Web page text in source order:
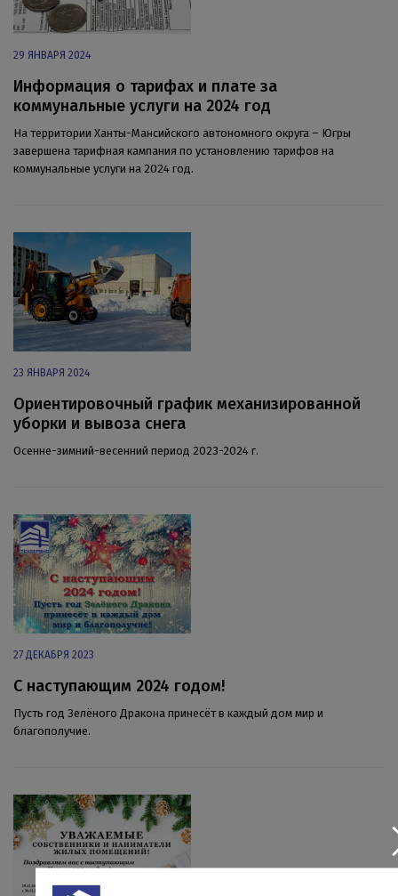
29 ЯНВАРЯ 2024
Информация о тарифах и плате за
коммунальные услуги на 2024 год
На территории Ханты-Мансийского автономного округа – Югры
завершена тарифная кампания по установлению тарифов на
коммунальные услуги на 2024 год.
23 ЯНВАРЯ 2024
Ориентировочный график механизированной
уборки и вывоза снега
Осенне-зимний-весенний период 2023-2024 г.
27 ДЕКАБРЯ 2023
C наступающим 2024 годом!
Пусть год Зелёного Дракона принесёт в каждый дом мир и
благополучие.